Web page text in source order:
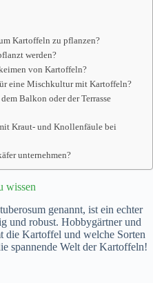
Kartoffeln zu pflanzen?
werden?
von Kartoffeln?
eine Mischkultur mit Kartoffeln?
Balkon oder der Terrasse
Kraut- und Knollenfäule bei
unternehmen?
wissen
genannt, ist ein echter
und robust. Hobbygärtner und
die Kartoffel und welche Sorten
spannende Welt der Kartoffeln!